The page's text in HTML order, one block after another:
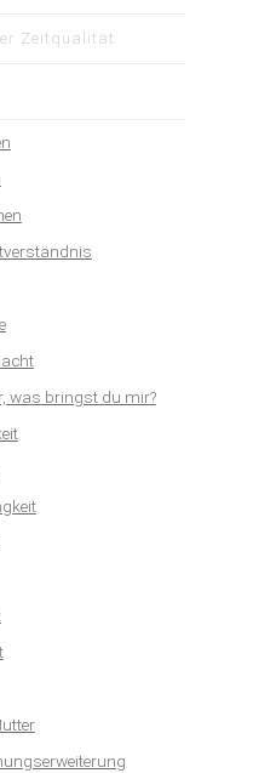
Zeitqualität
was bringst du mir?